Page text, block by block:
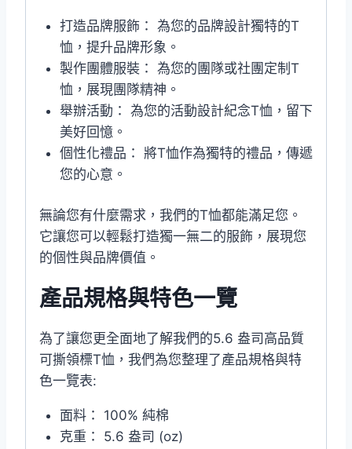
打造品牌服飾： 為您的品牌設計獨特的T
恤，提升品牌形象。
製作團體服裝： 為您的團隊或社團定制T
恤，展現團隊精神。
舉辦活動： 為您的活動設計紀念T恤，留下
美好回憶。
個性化禮品： 將T恤作為獨特的禮品，傳遞
您的心意。
無論您有什麼需求，我們的T恤都能滿足您。
它讓您可以輕鬆打造獨一無二的服飾，展現您
的個性與品牌價值。
產品規格與特色一覽
為了讓您更全面地了解我們的5.6 盎司高品質
可撕領標T恤，我們為您整理了產品規格與特
色一覽表:
面料： 100% 純棉
克重： 5.6 盎司 (oz)